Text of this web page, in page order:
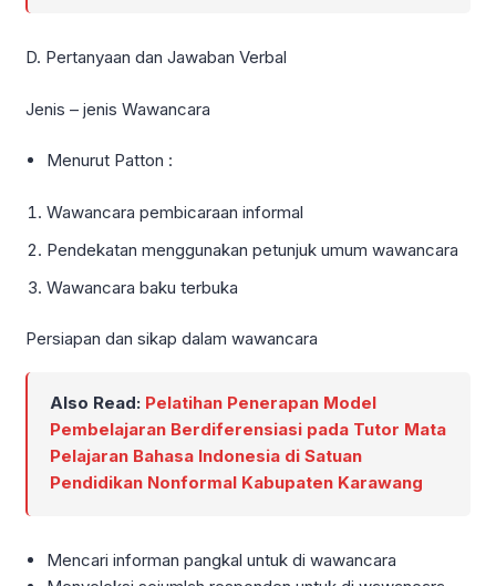
D. Pertanyaan dan Jawaban Verbal
Jenis – jenis Wawancara
Menurut Patton :
Wawancara pembicaraan informal
Pendekatan menggunakan petunjuk umum wawancara
Wawancara baku terbuka
Persiapan dan sikap dalam wawancara
Also Read: Pelatihan Penerapan Model
Pembelajaran Berdiferensiasi pada Tutor Mata
Pelajaran Bahasa Indonesia di Satuan
Pendidikan Nonformal Kabupaten Karawang
Mencari informan pangkal untuk di wawancara